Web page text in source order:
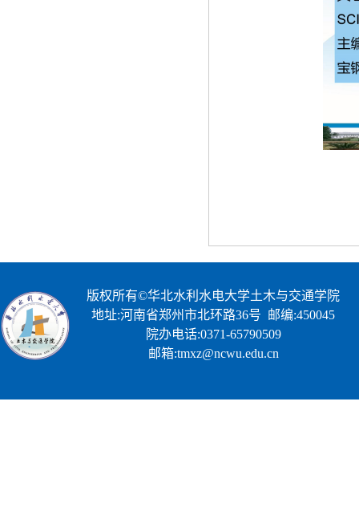
版权所有©华北水利水电大学土木与交通学院
地址:河南省郑州市北环路36号 邮编:450045
院办电话:0371-65790509
邮箱:tmxz@ncwu.edu.cn